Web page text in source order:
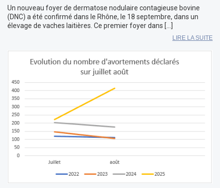
Un nouveau foyer de dermatose nodulaire contagieuse bovine
(DNC) a été confirmé dans le Rhône, le 18 septembre, dans un
élevage de vaches laitières. Ce premier foyer dans […]
LIRE LA SUITE